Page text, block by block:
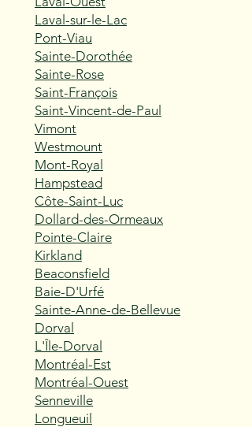
Laval-sur-le-Lac
Pont-Viau
Sainte-Dorothée
Sainte-Rose
Saint-François
Saint-Vincent-de-Paul
Vimont
Westmount
Mont-Royal
Hampstead
Côte-Saint-Luc
Dollard-des-Ormeaux
Pointe-Claire
Kirkland
Beaconsfield
Baie-D'Urfé
Sainte-Anne-de-Bellevue
Dorval
L'Île-Dorval
Montréal-Est
Montréal-Ouest
Senneville
Longueuil